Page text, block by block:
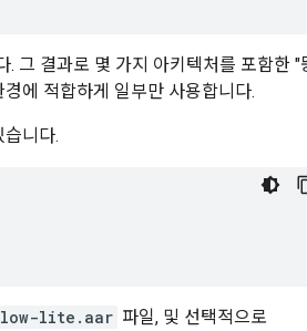
. 그 결과로 몇 가지 아키텍처를 포함한 "
에 적합하게 일부만 사용합니다.
니다.
lite.aar 파일, 및 선택적으로